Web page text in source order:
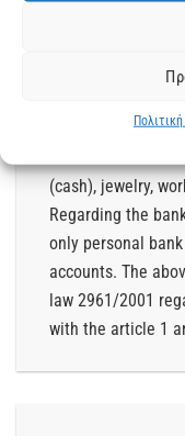
Written by
applicable in
moveable or
(cash), jewelry,
Regarding the
only personal
accounts. The
law 2961/2001
with the article 1